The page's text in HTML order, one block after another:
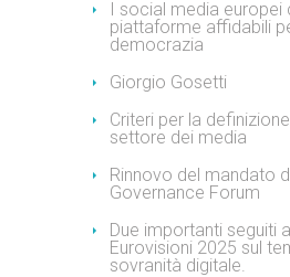
I social media europei
piattaforme affidabili
democrazia
Giorgio Gosetti
Criteri per la
settore dei media
Rinnovo del mandato
Governance Forum
Due importanti seguiti
Eurovisioni 2025 sul
sovranità digitale.